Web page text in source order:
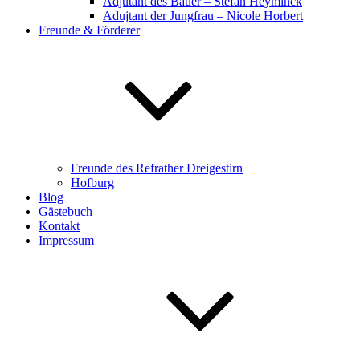
Adujtant der Jungfrau – Nicole Horbert
Freunde & Förderer
Freunde des Refrather Dreigestirn
Hofburg
Blog
Gästebuch
Kontakt
Impressum